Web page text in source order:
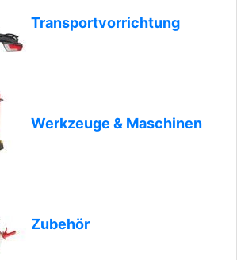
Transportvorrichtung
Werkzeuge & Maschinen
Zubehör